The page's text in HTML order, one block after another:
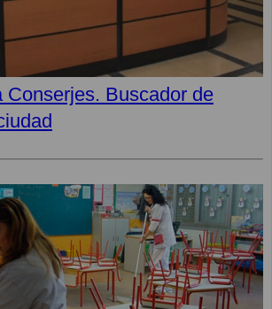
Conserjes. Buscador de